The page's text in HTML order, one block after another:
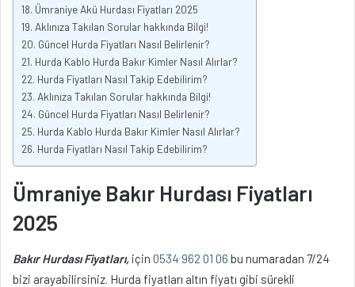
Ümraniye Akü Hurdası Fiyatları 2025
Aklınıza Takılan Sorular hakkında Bilgi!
Güncel Hurda Fiyatları Nasıl Belirlenir?
Hurda Kablo Hurda Bakır Kimler Nasıl Alırlar?
Hurda Fiyatları Nasıl Takip Edebilirim?
Aklınıza Takılan Sorular hakkında Bilgi!
Güncel Hurda Fiyatları Nasıl Belirlenir?
Hurda Kablo Hurda Bakır Kimler Nasıl Alırlar?
Hurda Fiyatları Nasıl Takip Edebilirim?
Ümraniye Bakır Hurdası Fiyatları
2025
Bakır Hurdası Fiyatları, için 0534 962 01 06 bu numaradan 7/24
bizi arayabilirsiniz. Hurda fiyatları altın fiyatı gibi sürekli